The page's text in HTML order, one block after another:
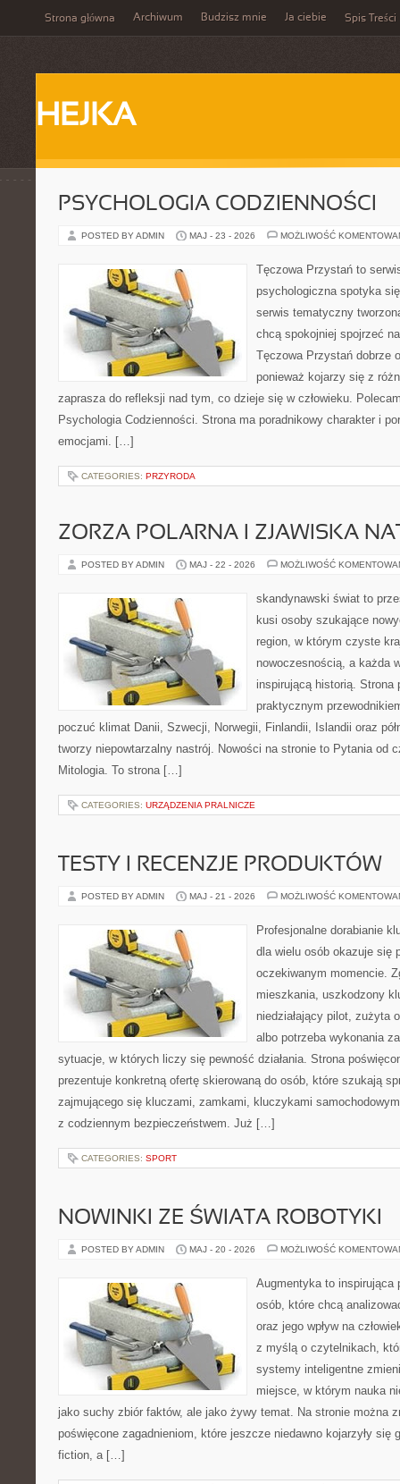
Strona główna Archiwum Budzisz mnie Ja ciebie Spis Treści
HEJKA
PSYCHOLOGIA CODZIENNOŚCI
POSTED BY ADMIN MAJ - 23 - 2026 MOŻLIWOŚĆ
Tęczowa Przystań to
psychologiczna spotyka
serwis tematyczny
chcą spokojniej spojrzeć
Tęczowa Przystań dobrze
ponieważ kojarzy się z
zaprasza do refleksji nad tym, co dzieje się w człowieku.
Psychologia Codzienności. Strona ma poradnikowy charakter i
emocjami. […]
CATEGORIES: PRZYRODA
ZORZA POLARNA I ZJAWISKA
POSTED BY ADMIN MAJ - 22 - 2026 MOŻLIWOŚĆ
skandynawski świat to
kusi osoby szukające
region, w którym czyste
nowoczesnością, a każda
inspirującą historią.
praktycznym
poczuć klimat Danii, Szwecji, Norwegii, Finlandii, Islandii oraz
tworzy niepowtarzalny nastrój. Nowości na stronie to Pytania od
Mitologia. To strona […]
CATEGORIES: URZĄDZENIA PRALNICZE
TESTY I RECENZJE PRODUKTÓW
POSTED BY ADMIN MAJ - 21 - 2026 MOŻLIWOŚĆ
Profesjonalne dorabianie
dla wielu osób okazuje się
oczekiwanym momencie.
mieszkania, uszkodzony
niedziałający pilot, zużyta
albo potrzeba wykonania
sytuacje, w których liczy się pewność działania. Strona
prezentuje konkretną ofertę skierowaną do osób, które szukają
zajmującego się kluczami, zamkami, kluczykami
z codziennym bezpieczeństwem. Już […]
CATEGORIES: SPORT
NOWINKI ZE ŚWIATA ROBOTYKI
POSTED BY ADMIN MAJ - 20 - 2026 MOŻLIWOŚĆ
Augmentyka to inspirująca
osób, które chcą
oraz jego wpływ na
z myślą o czytelnikach,
systemy inteligentne
miejsce, w którym nauka
jako suchy zbiór faktów, ale jako żywy temat. Na stronie można
poświęcone zagadnieniom, które jeszcze niedawno kojarzyły się
fiction, a […]